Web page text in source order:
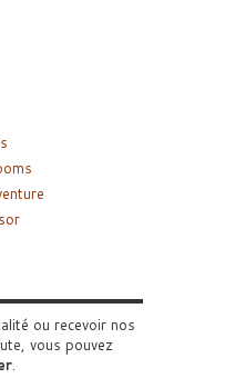
ou recevoir nos
vous pouvez
.